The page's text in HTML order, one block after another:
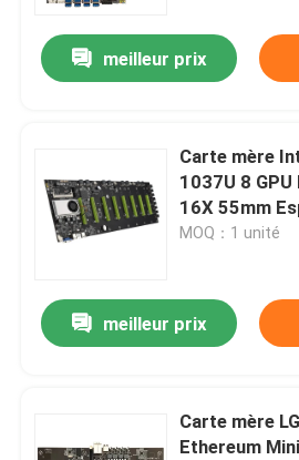
Aperçu
meilleur prix
Carte mère
1037U 8 GPU
16X 55mm
MOQ：1 unité
meilleur prix
Carte mère
Ethereum